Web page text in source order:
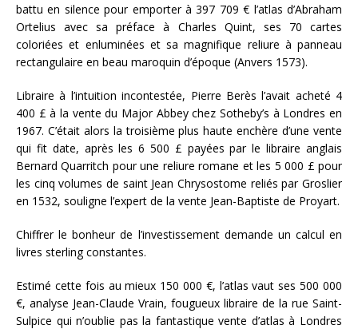
battu en silence pour emporter à 397 709 € l’atlas d’Abraham
Ortelius avec sa préface à Charles Quint, ses 70 cartes
coloriées et enluminées et sa magnifique reliure à panneau
rectangulaire en beau maroquin d’époque (Anvers 1573).
Libraire à l’intuition incontestée, Pierre Berès l’avait acheté 4
400 £ à la vente du Major Abbey chez Sotheby’s à Londres en
1967. C’était alors la troisième plus haute enchère d’une vente
qui fit date, après les 6 500 £ payées par le libraire anglais
Bernard Quarritch pour une reliure romane et les 5 000 £ pour
les cinq volumes de saint Jean Chrysostome reliés par Groslier
en 1532, souligne l’expert de la vente Jean-Baptiste de Proyart.
Chiffrer le bonheur de l’investissement demande un calcul en
livres sterling constantes.
Estimé cette fois au mieux 150 000 €, l’atlas vaut ses 500 000
€, analyse Jean-Claude Vrain, fougueux libraire de la rue Saint-
Sulpice qui n’oublie pas la fantastique vente d’atlas à Londres